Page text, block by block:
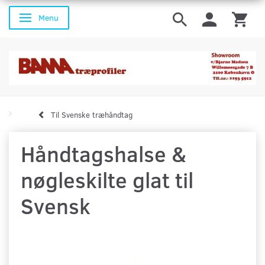
Skifte navigation
Menu
Til Svenske træhåndtag
Håndtagshalse &
nøgleskilte glat til
Svensk